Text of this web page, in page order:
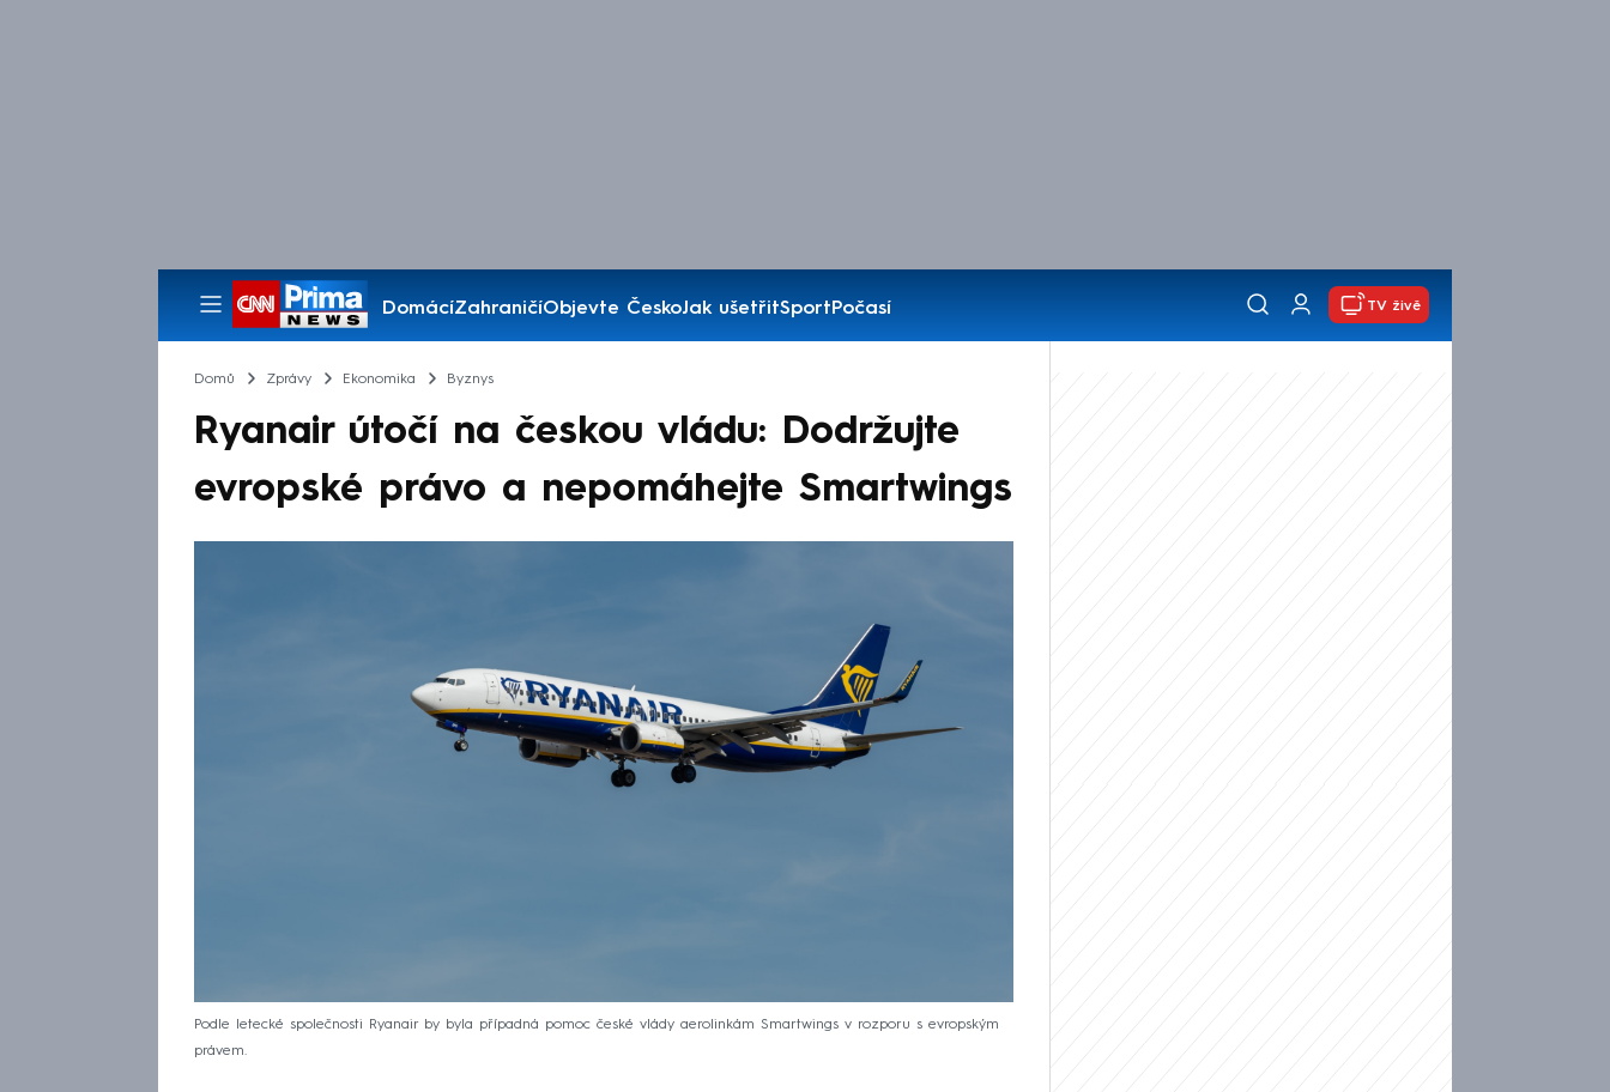
DomácíZahraničíObjevte ČeskoJak ušetřitSportPočasí
Pořady
TV živě
Domů Zprávy Ekonomika Byznys
Ryanair útočí na českou vládu: Dodržujte
evropské právo a nepomáhejte Smartwings
Podle letecké společnosti Ryanair by byla případná pomoc české vlády aerolinkám Smartwings v rozporu s evropským
právem.